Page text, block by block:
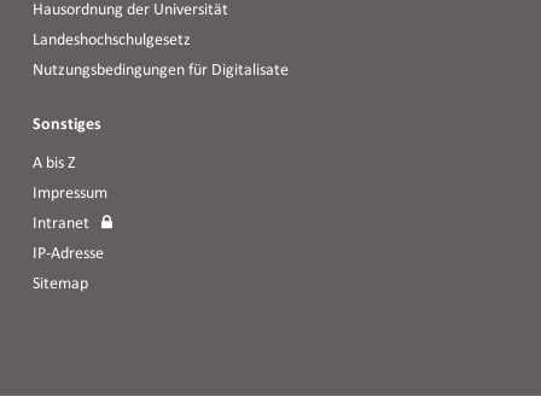
Hausordnung der Universität
Landeshochschulgesetz
Nutzungsbedingungen für Digitalisate
Sonstiges
A bis Z
Impressum
Intranet
IP-Adresse
Sitemap